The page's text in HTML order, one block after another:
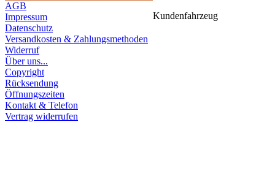
AGB
Impressum
Datenschutz
Versandkosten & Zahlungsmethoden
Widerruf
Über uns...
Copyright
Rücksendung
Öffnungszeiten
Kontakt & Telefon
Vertrag widerrufen
Kundenfahrzeug